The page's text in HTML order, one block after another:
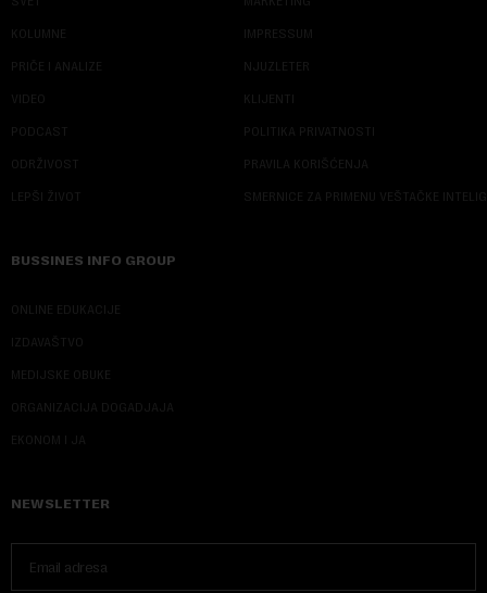
KOLUMNE
PRIČE I ANALIZE
VIDEO
PODCAST
ODRŽIVOST
LEPŠI ŽIVOT
IMPRESSUM
NJUZLETER
KLIJENTI
POLITIKA PRIVATNOSTI
PRAVILA KORIŠĆENJA
SMERNICE ZA PRIMENU VEŠTAČKE
BUSSINES INFO GROUP
ONLINE EDUKACIJE
IZDAVAŠTVO
MEDIJSKE OBUKE
ORGANIZACIJA DOGADJAJA
EKONOM I JA
NEWSLETTER